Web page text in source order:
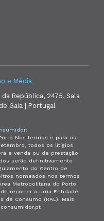
e Média
República, 2475, Sala
Gaia | Portugal
Nos termos e para os
todos os litígios
e venda ou de prestação
serão definitivamente
do Centro de
nomeados nos termos
Metropolitana do Porto
recorrer a uma Entidade
de Consumo (RAL). Mais